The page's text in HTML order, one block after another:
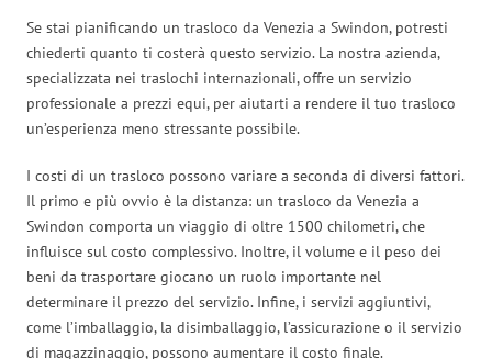
Se stai pianificando un trasloco da Venezia a Swindon, potresti
chiederti quanto ti costerà questo servizio. La nostra azienda,
specializzata nei traslochi internazionali, offre un servizio
professionale a prezzi equi, per aiutarti a rendere il tuo trasloco
un’esperienza meno stressante possibile.
I costi di un trasloco possono variare a seconda di diversi fattori.
Il primo e più ovvio è la distanza: un trasloco da Venezia a
Swindon comporta un viaggio di oltre 1500 chilometri, che
influisce sul costo complessivo. Inoltre, il volume e il peso dei
beni da trasportare giocano un ruolo importante nel
determinare il prezzo del servizio. Infine, i servizi aggiuntivi,
come l’imballaggio, la disimballaggio, l’assicurazione o il servizio
di magazzinaggio, possono aumentare il costo finale.